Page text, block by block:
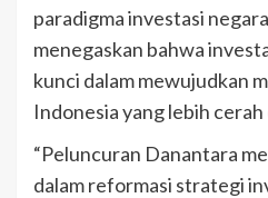
paradigma investasi
menegaskan bahwa
kunci dalam mewujudkan
Indonesia yang lebih
“Peluncuran Danantara
dalam reformasi strategi